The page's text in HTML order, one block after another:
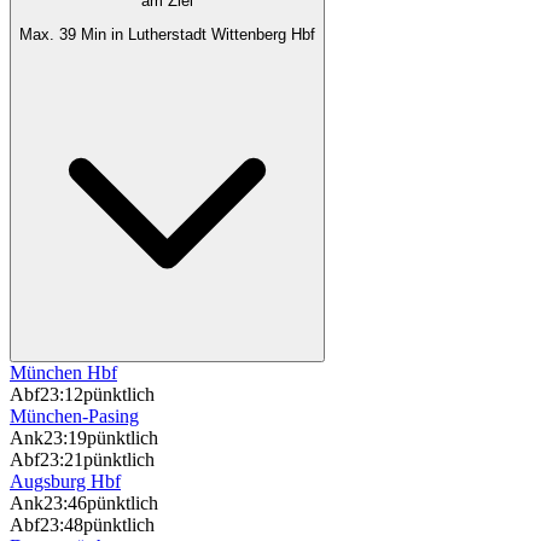
Max. 39 Min in Lutherstadt Wittenberg Hbf
München Hbf
Abf23:12pünktlich
München-Pasing
Ank23:19pünktlich
Abf23:21pünktlich
Augsburg Hbf
Ank23:46pünktlich
Abf23:48pünktlich